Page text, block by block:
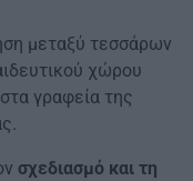
μεταξύ τεσσάρων
χώρου
γραφεία της
σχεδιασμό και τη